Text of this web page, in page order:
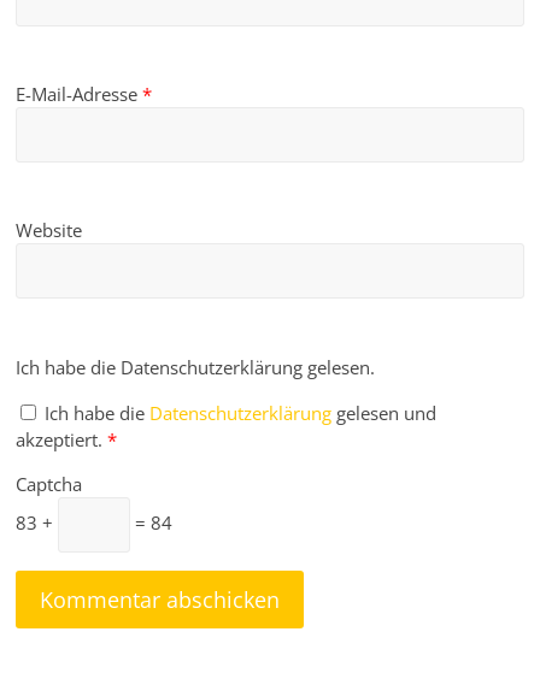
E-Mail-Adresse*
Website
Ich habe die Datenschutzerklärung gelesen.
Ich habe die Datenschutzerklärung gelesen und
akzeptiert. *
Captcha
83 +
= 84